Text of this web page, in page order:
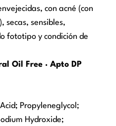
con acné (con
secas, sensibles,
fototipo y condición de
Oil Free · Apto DP
Propyleneglycol;
Hydroxide;